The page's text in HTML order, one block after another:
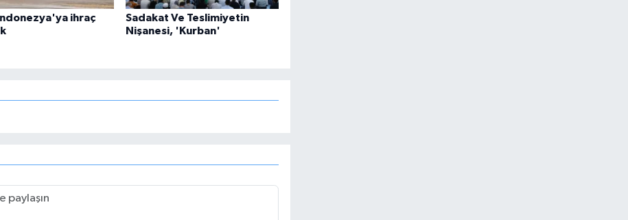
ihraç
Sadakat Ve Teslimiyetin
Nişanesi, 'Kurban'